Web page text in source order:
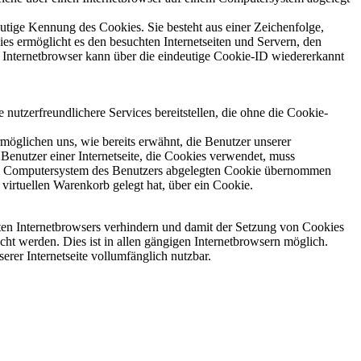
Kennung des Cookies. Sie besteht aus einer Zeichenfolge,
ermöglicht es den besuchten Internetseiten und Servern, den
kann über die eindeutige Cookie-ID wiedererkannt
Services bereitstellen, die ohne die Cookie-
uns, wie bereits erwähnt, die Benutzer unserer
einer Internetseite, die Cookies verwendet, muss
des Benutzers abgelegten Cookie übernommen
Warenkorb gelegt hat, über ein Cookie.
Internetbrowsers verhindern und damit der Setzung von Cookies
werden. Dies ist in allen gängigen Internetbrowsern möglich.
Internetseite vollumfänglich nutzbar.